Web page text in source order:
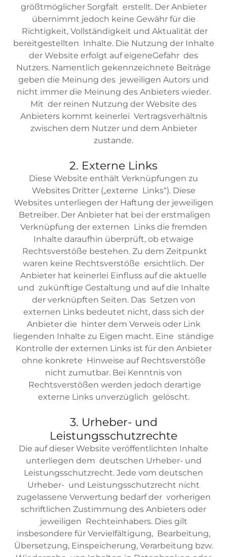
größtmöglicher Sorgfalt erstellt. Der Anbieter
übernimmt jedoch keine Gewähr für die
Richtigkeit, Vollständigkeit und Aktualität der
bereitgestellten Inhalte. Die Nutzung der Inhalte
der Website erfolgt auf eigeneGefahr des
Nutzers. Namentlich gekennzeichnete Beiträge
geben die Meinung des jeweiligen Autors und
nicht immer die Meinung des Anbieters wieder.
Mit der reinen Nutzung der Website des
Anbieters kommt keinerlei Vertragsverhältnis
zwischen dem Nutzer und dem Anbieter
zustande.
2. Externe Links
Diese Website enthält Verknüpfungen zu
Websites Dritter („externe Links“). Diese
Websites unterliegen der Haftung der jeweiligen
Betreiber. Der Anbieter hat bei der erstmaligen
Verknüpfung der externen Links die fremden
Inhalte daraufhin überprüft, ob etwaige
Rechtsverstöße bestehen. Zu dem Zeitpunkt
waren keine Rechtsverstöße ersichtlich. Der
Anbieter hat keinerlei Einfluss auf die aktuelle
und zukünftige Gestaltung und auf die Inhalte
der verknüpften Seiten. Das Setzen von
externen Links bedeutet nicht, dass sich der
Anbieter die hinter dem Verweis oder Link
liegenden Inhalte zu Eigen macht. Eine ständige
Kontrolle der externen Links ist für den Anbieter
ohne konkrete Hinweise auf Rechtsverstöße
nicht zumutbar. Bei Kenntnis von
Rechtsverstößen werden jedoch derartige
externe Links unverzüglich gelöscht.
3. Urheber- und
Leistungsschutzrechte
Die auf dieser Website veröffentlichten Inhalte
unterliegen dem deutschen Urheber- und
Leistungsschutzrecht. Jede vom deutschen
Urheber- und Leistungsschutzrecht nicht
zugelassene Verwertung bedarf der vorherigen
schriftlichen Zustimmung des Anbieters oder
jeweiligen Rechteinhabers. Dies gilt
insbesondere für Vervielfältigung, Bearbeitung,
Übersetzung, Einspeicherung, Verarbeitung bzw.